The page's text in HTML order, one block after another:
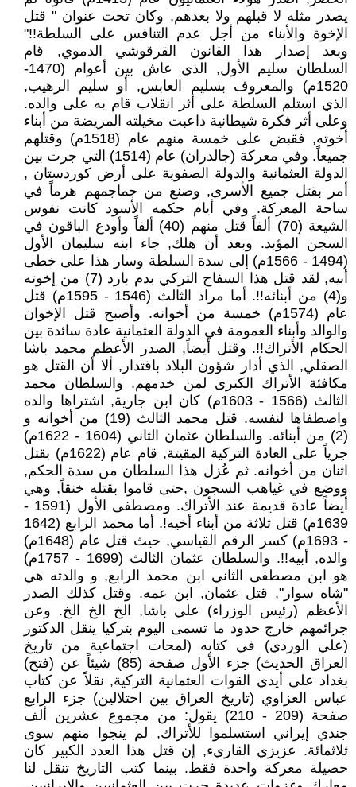
يصدر مثله لا قبلهم ولا بعدهم, وكان تحت عنوان " قتل
الإخوة والأبناء من أجل عدم التنافس على السلطة!!"
وبعد إصدار هذا القانون القرقوشي الدموي, قام
السلطان سليم الأول, الذي عاش بين أعوام (1470-
1520م) والمعروف بسليم العابس, أو سليم الرهيب,
الذي استلم السلطة على أثر انقلاب قام به على والده.
وعلى أثر فكرة شيطانية داعبت مخيلته المريضة من أبناء
أخوته, فقبض على خمسة منهم عام (1518م) وقتلهم
جميعاً. وفي معركة (جالدران) عام (1514) التي جرت بين
الدولة العثمانية والدولة الصفوية على أرض كوردستان ,
أمر بقتل جميع الأسرى, وصنع من جماجمهم هرماً في
ساحة المعركة. وفي أيام حكمه الأسود كانت نفوس
الشيعة (70) ألفاً قتل منهم (40) ألفاً وأودع الباقون في
السجن المؤبد. وبعد أن هلك, جاء ابنه سليمان الأول
(1494 - 1566م) إلى سدة السلطة وسار هذا على خطى
أبيه, لقد قتل هذا السفاح التركي بدم بارد (7) من إخوته
و(4) من أبنائه!!. أما مراد الثالث (1546 - 1595م) قتل
عام (1574م) خمسة من أخوانه. وأصبح قتل الإخوان
والوالد وأبناء العمومة في الدولة العثمانية عادة سائدة بين
الحكام الأتراك!!. وقتل أيضاً, الصدر الأعظم محمد باشا
الصقلي, الذي أدار شؤون البلاد باقتدار, ألا أن القتل هو
مكافئة الأتراك الكبرى لمن خدمهم. والسلطان محمد
الثالث (1566 - 1603م) كان ابن جارية, اشتراها والده
واصطفاها لنفسه. قتل محمد الثالث (19) من أخوانه و
(2) من أبنائه. والسلطان عثمان الثاني (1604 - 1622م)
جرياً على العادة التركية المقيتة, قام عام (1622م) بقتل
اثنان من أخوانه. ثم عُزل هذا السلطان من سدة الحكم,
ووضع في غياهب السجون ,حتى قاموا بقتله خنقاً, وهي
أيضاً عادة قديمة عند الأتراك. ومصطفى الأول (1591 -
1639م) قتل ثلاثة من أبناء أخيه!. أما محمد الرابع (1642
- 1693م) كسر الرقم القياسي, حيث قتل عام (1648م)
والده, أبيه!!. والسلطان عثمان الثالث (1699 - 1757م)
هو ابن مصطفى الثاني ابن محمد الرابع, و والدته هي
"شاه سوار", قتل عثمان, ابن عمه. وقتل كذلك الصدر
الأعظم (رئيس الوزراء) علي باشا, الخ الخ الخ. وعن
جرائمهم خارج حدود ما تسمى اليوم بتركيا ينقل الدكتور
(علي الوردي) في كتابه (لمحات اجتماعية من تاريخ
العراق الحديث) جزء الأول صفحة (85) شيئاً عن (فتح)
بغداد على أيدي القوات العثمانية التركية, نقلاً عن كتاب
عباس العزاوي (تاريخ العراق بين احتلالين) جزء الرابع
صفحة (209 - 210) يقول: من مجموع عشرين ألف
جندي إيراني استسلموا للأتراك, لم ينجوا منهم سوى
ثلاثمائة. عزيزي القاريء, إن قتل هذا العدد الكبير كان
حصيلة معركة واحدة فقط. بينما كتب التاريخ تنقل لنا